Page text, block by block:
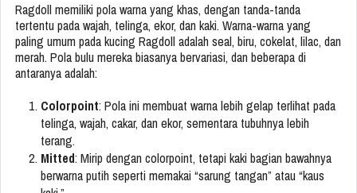
Ragdoll memiliki pola warna yang khas, dengan tanda-tanda
tertentu pada wajah, telinga, ekor, dan kaki. Warna-warna yang
paling umum pada kucing Ragdoll adalah seal, biru, cokelat, lilac, dan
merah. Pola bulu mereka biasanya bervariasi, dan beberapa di
antaranya adalah:
Colorpoint: Pola ini membuat warna lebih gelap terlihat pada
telinga, wajah, cakar, dan ekor, sementara tubuhnya lebih
terang.
Mitted: Mirip dengan colorpoint, tetapi kaki bagian bawahnya
berwarna putih seperti memakai “sarung tangan” atau “kaus